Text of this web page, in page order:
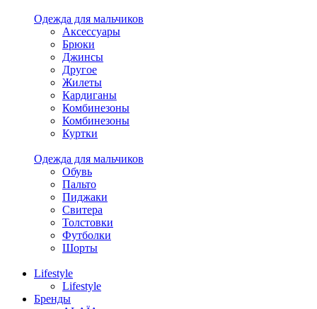
Одежда для мальчиков
Аксессуары
Брюки
Джинсы
Другое
Жилеты
Кардиганы
Комбинезоны
Комбинезоны
Куртки
Одежда для мальчиков
Обувь
Пальто
Пиджаки
Свитера
Толстовки
Футболки
Шорты
Lifestyle
Lifestyle
Бренды